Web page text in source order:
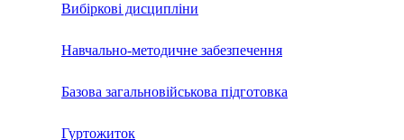
Вибіркові дисципліни
Навчально-методичне забезпечення
Базова загальновійськова підготовка
Гуртожиток